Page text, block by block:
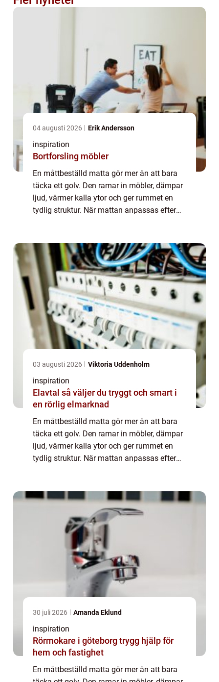
04 augusti 2026 Erik Andersson
inspiration
Bortforsling möbler
En måttbeställd matta gör mer än att bara
täcka ett golv. Den ramar in möbler, dämpar
ljud, värmer kalla ytor och ger rummet en
tydlig struktur. När mattan anpassas efter
03 augusti 2026 Viktoria Uddenholm
inspiration
Elavtal så väljer du tryggt och smart i
en rörlig elmarknad
En måttbeställd matta gör mer än att bara
täcka ett golv. Den ramar in möbler, dämpar
ljud, värmer kalla ytor och ger rummet en
tydlig struktur. När mattan anpassas efter
30 juli 2026 Amanda Eklund
inspiration
Rörmokare i göteborg trygg hjälp för
hem och fastighet
En måttbeställd matta gör mer än att bara